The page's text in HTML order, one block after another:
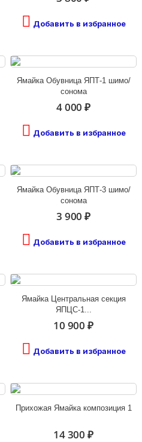
Добавить в избранное
Ямайка Обувница ЯПТ-1 шимо/
сонома
4 000 ₽
Добавить в избранное
Ямайка Обувница ЯПТ-3 шимо/
сонома
3 900 ₽
Добавить в избранное
Ямайка Центральная секция
ЯПЦС-1...
10 900 ₽
Добавить в избранное
Прихожая Ямайка композиция 1
14 300 ₽